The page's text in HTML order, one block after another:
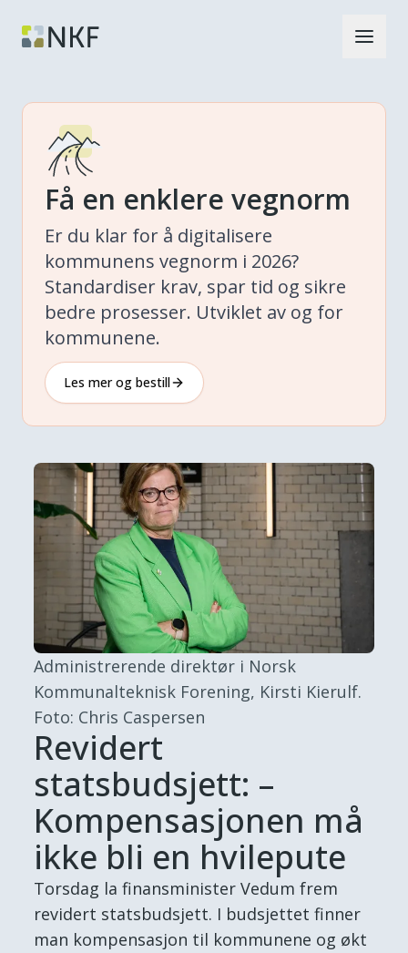
Få en enklere vegnorm
Er du klar for å digitalisere
kommunens vegnorm i 2026?
Standardiser krav, spar tid og sikre
bedre prosesser. Utviklet av og for
kommunene.
Les mer og bestill
Administrerende direktør i Norsk
Kommunalteknisk Forening, Kirsti Kierulf.
Foto: Chris Caspersen
Revidert
statsbudsjett: –
Kompensasjonen må
ikke bli en hvilepute
Torsdag la finansminister Vedum frem
revidert statsbudsjett. I budsjettet finner
man kompensasjon til kommunene og økt